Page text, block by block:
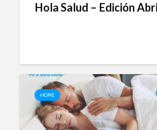
Hola Salud – Edición
HOME